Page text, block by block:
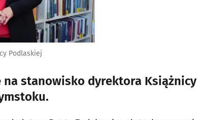
Podlaskiej
stanowisko dyrektora Książnicy